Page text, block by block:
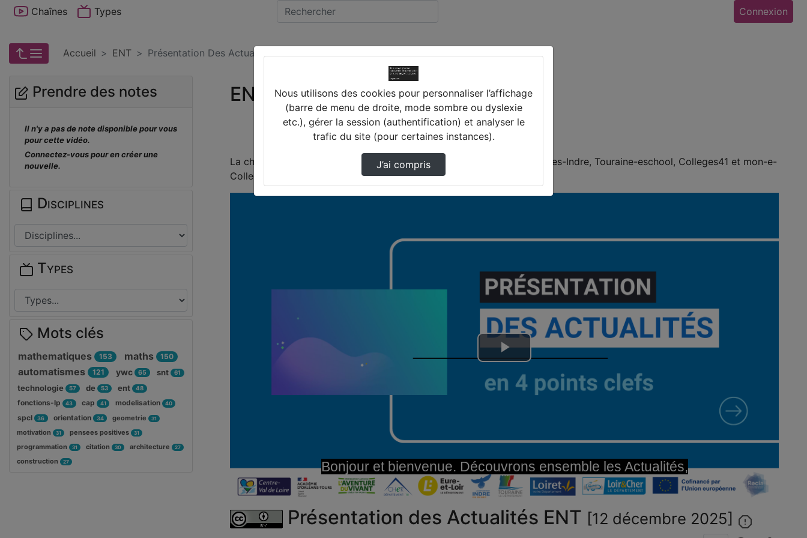
Chaînes Types Connexion
Accueil ENT Présentation Des Actualités Ent
ENT
La chaîne de l'ENT NetO'Centre, Chercan, Colleges-Eureliens, e-Colleges-Indre, Touraine-eschool, Colleges41 et mon-e-
College-Loiret.
Bonjour et bienvenue. Découvrons ensemble les Actualités,
Lire
la
Présentation des Actualités ENT [12 décembre 2025]
Prendre des notes
Il n'y a pas de note disponible pour vous
pour cette vidéo.
Connectez-vous pour en créer une
nouvelle.
Disciplines
Types
Mots clés
mathematiques 153 maths 150
automatismes 121 ywc 65 snt 61
technologie 57 de 53 ent 48
fonctions-lp 43 cap 41 modelisation 40
spcl 36 orientation 34 geometrie 31
motivation 31 pensees positives 31
programmation 31 citation 30 architecture 27
construction 27
Nous utilisons des cookies pour personnaliser l’affichage
(barre de menu de droite, mode sombre ou dyslexie
etc.), gérer la session (authentification) et analyser le
trafic du site (pour certaines instances).
J’ai compris